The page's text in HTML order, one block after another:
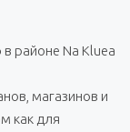
в районе Na Kluea
магазинов и
как для